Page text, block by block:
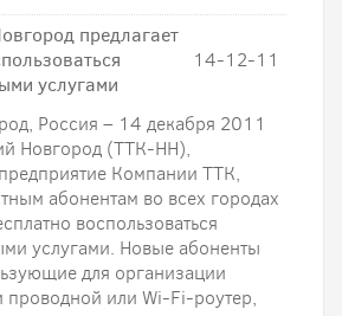
предлагает
услугами
14-12-11
Россия – 14 декабря 2011
Новгород (ТТК-НН),
Компании ТТК,
абонентам во всех городах
воспользоваться
услугами. Новые абоненты
для организации
проводной или Wi-Fi-роутер,